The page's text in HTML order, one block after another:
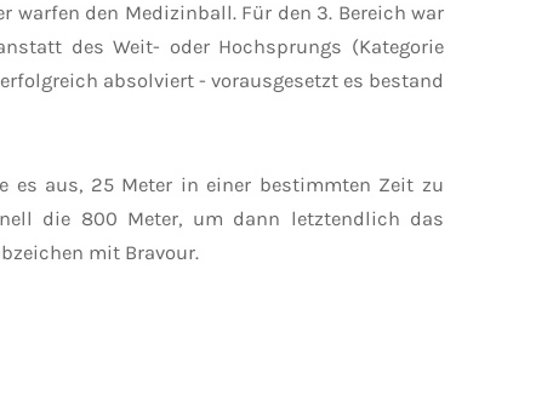
den Medizinball. Für den 3. Bereich war
des Weit- oder Hochsprungs (Kategorie
absolviert - vorausgesetzt es bestand
es aus, 25 Meter in einer bestimmten Zeit zu
die 800 Meter, um dann letztendlich das
mit Bravour.